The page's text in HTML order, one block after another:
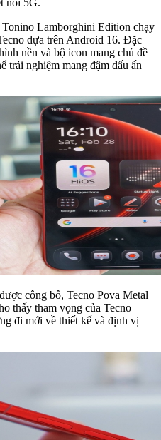
nối 5G.
Lamborghini Edition chạy
dựa trên Android 16. Đặc
nền và bộ icon mang chủ đề
trải nghiệm mang đậm dấu ấn
công bố, Tecno Pova Metal
thấy tham vọng của Tecno
đi mới về thiết kế và định vị